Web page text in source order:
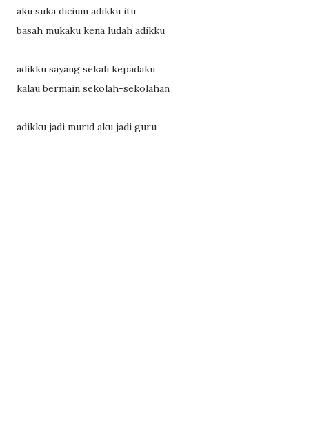
aku suka dicium adikku itu
basah mukaku kena ludah adikku
adikku sayang sekali kepadaku
kalau bermain sekolah-sekolahan
adikku jadi murid aku jadi guru